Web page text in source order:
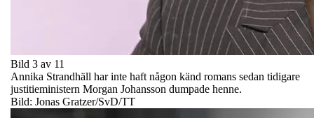
Bild 3 av 11
Annika Strandhäll har inte haft någon känd romans sedan tidigare
justitieministern Morgan Johansson dumpade henne.
Bild: Jonas Gratzer/SvD/TT